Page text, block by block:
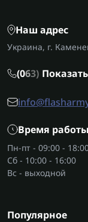
Наш адрес
Украина, г.
(063)
Время работы
Пн-пт - 09:00 -
Сб - 10:00 - 16:00
Вс - выходной
Популярное